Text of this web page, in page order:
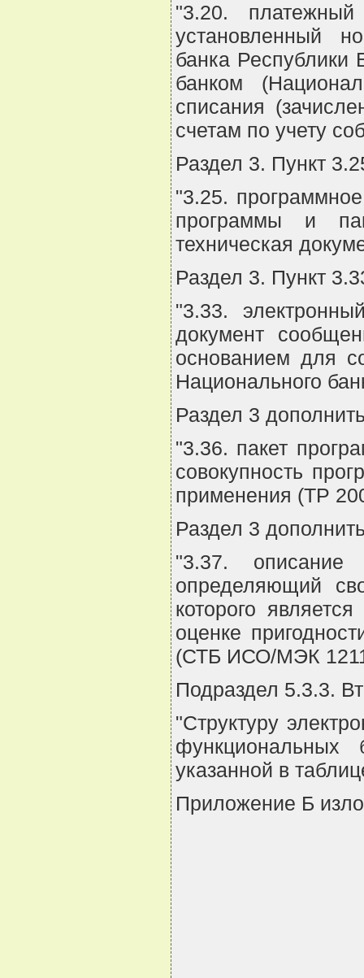
"3.20.
установленный
банка
банком
списания
счетам по учету
Раздел 3. Пункт
"3.25.
программы и
техническая
Раздел 3. Пункт
"3.33.
документ
основанием для
Национального
Раздел 3
"3.36. пакет
совокупность
применения (ТР
Раздел 3
"3.37. описание
определяющий
которого
оценке
(СТБ ИСО/МЭК
Подраздел 5.3.3.
"Структуру
функциональных
указанной в
Приложение Б